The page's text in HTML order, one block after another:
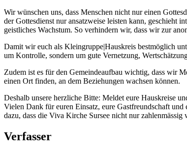
Wir wünschen uns, dass Menschen nicht nur einen
der Gottesdienst nur ansatzweise leisten kann, geschieht
geistliches Wachstum. So verhindern wir, dass wir zur
Damit wir euch als Kleingruppe|Hauskreis bestmöglich
um Kontrolle, sondern um gute Vernetzung,
Zudem ist es für den Gemeindeaufbau wichtig, dass wir
einen Ort finden, an dem Beziehungen wachsen können.
Deshalb unsere herzliche Bitte: Meldet eure Hauskreise
Vielen Dank für euren Einsatz, eure Gastfreundschaft
dazu, dass die Viva Kirche Sursee nicht nur zahlenmässig
Verfasser